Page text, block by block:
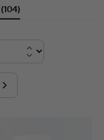
(104)